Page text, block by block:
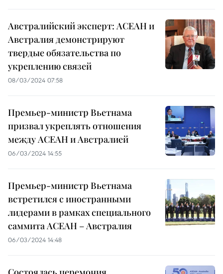
Австралийский эксперт: АСЕАН и
Австралия демонстрируют
твердые обязательства по
укреплению связей
08/03/2024 07:58
Премьер-министр Вьетнама
призвал укреплять отношения
между АСЕАН и Австралией
06/03/2024 14:55
Премьер-министр Вьетнама
встретился с иностранными
лидерами в рамках специального
саммита АСЕАН – Австралия
06/03/2024 14:48